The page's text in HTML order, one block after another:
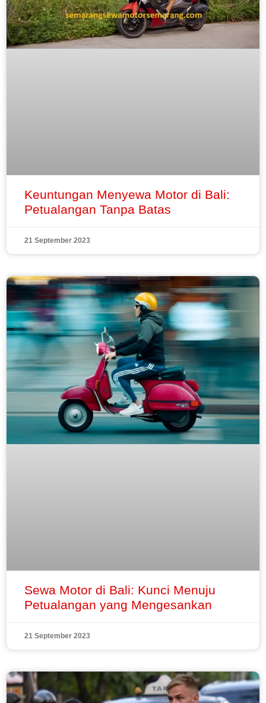
Keuntungan Menyewa Motor di Bali:
Petualangan Tanpa Batas
21 September 2023
Sewa Motor di Bali: Kunci Menuju
Petualangan yang Mengesankan
21 September 2023